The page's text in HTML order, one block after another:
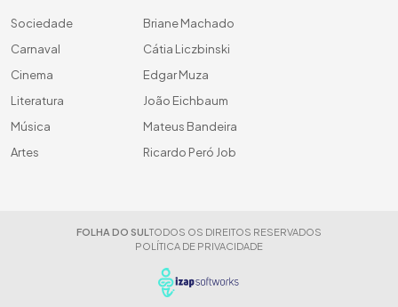
Sociedade
Carnaval
Cinema
Literatura
Música
Artes
Briane Machado
Cátia Liczbinski
Edgar Muza
João Eichbaum
Mateus Bandeira
Ricardo Peró Job
FOLHA DO SUL TODOS OS DIREITOS RESERVADOS
POLÍTICA DE PRIVACIDADE